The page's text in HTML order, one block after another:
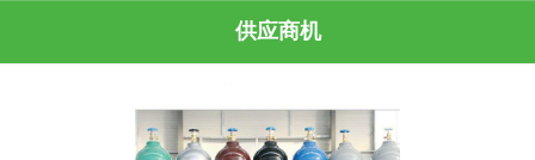
供应商机